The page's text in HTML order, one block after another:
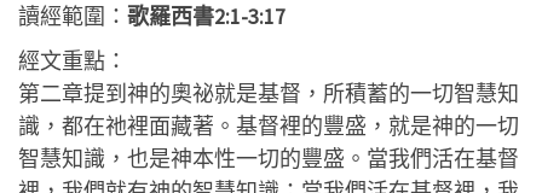
讀經範圍： 歌羅西書2:1-3:17
經文重點：
第二章提到神的奧祕就是基督，所積蓄的一切智慧知
識，都在祂裡面藏著。基督裡的豐盛，就是神的一切
智慧知識，也是神本性一切的豐盛。當我們活在基督